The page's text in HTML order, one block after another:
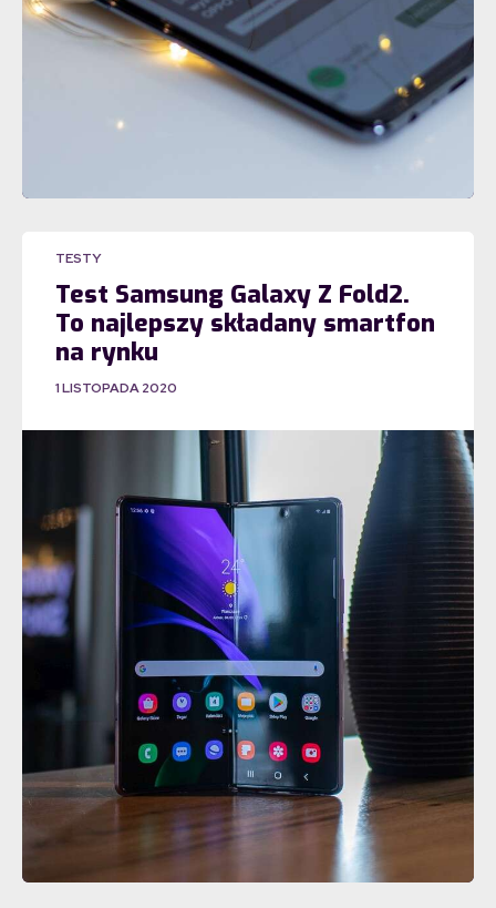
TESTY
Test Samsung Galaxy Z Fold2.
To najlepszy składany smartfon
na rynku
1 LISTOPADA 2020